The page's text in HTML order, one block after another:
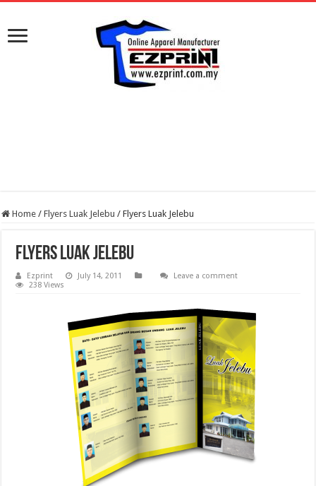
Home / Flyers Luak Jelebu / Flyers Luak Jelebu
Flyers Luak Jelebu
Ezprint July 14, 2011
Leave a comment
238 Views